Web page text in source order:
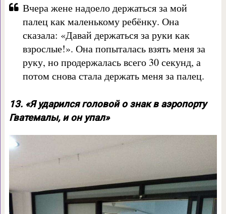
Вчера жене надоело держаться за мой
палец как маленькому ребёнку. Она
сказала: «Давай держаться за руки как
взрослые!». Она попыталась взять меня за
руку, но продержалась всего 30 секунд, а
потом снова стала держать меня за палец.
13. «Я ударился головой о знак в аэропорту
Гватемалы, и он упал»